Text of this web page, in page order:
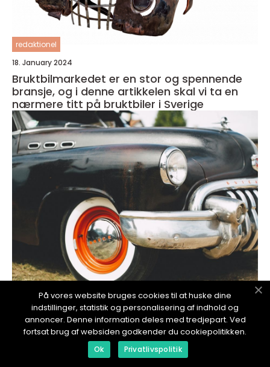
redaktionel
18. January 2024
Bruktbilmarkedet er en stor og spennende
bransje, og i denne artikkelen skal vi ta en
nærmere titt på bruktbiler i Sverige
redaktionel
17. January 2024
Beste bruktbil: En komplett guide for
bilentusiaster
På vores website bruges cookies til at huske dine
indstillinger, statistik og personalisering af indhold og
annoncer. Denne information deles med tredjepart. Ved
fortsat brug af websiden godkender du cookiepolitikken.
Ok Privatlivspolitik